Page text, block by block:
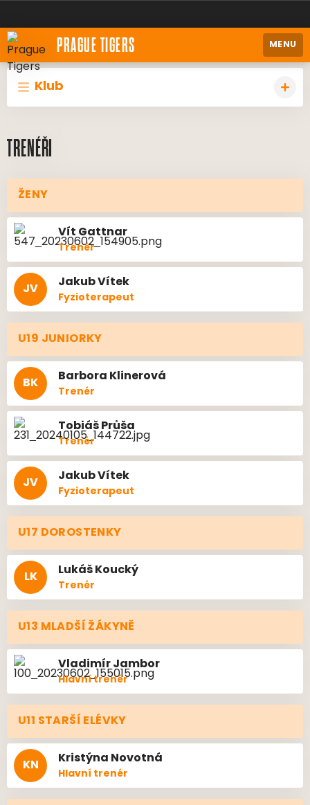
PRAGUE TIGERS MENU
Klub
TRENÉŘI
ŽENY
VítGattnar
Trenér
JV JakubVítek
Fyzioterapeut
U19 JUNIORKY
BK BarboraKlinerová
Trenér
TobiášPrůša
Trenér
JV JakubVítek
Fyzioterapeut
U17 DOROSTENKY
LK LukášKoucký
Trenér
U13 MLADŠÍ ŽÁKYNĚ
VladimírJambor
Hlavní trenér
U11 STARŠÍ ELÉVKY
KN KristýnaNovotná
Hlavní trenér